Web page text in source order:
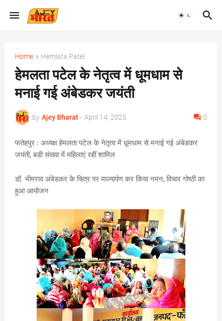
Home Hemlata Patel
हेमलता पटेल के नेतृत्व में धूमधाम से
मनाई गई अंबेडकर जयंती
by Ajey Bharat - April 14, 2025 0
फतेहपुर : अध्यक्ष हेमलता पटेल के नेतृत्व में धूमधाम से मनाई गई अंबेडकर
जयंती, बडी संख्या में महिलाएं रहीं शामिल
डॉ. भीमराव अंबेडकर के चित्र पर माल्यार्पण कर किया नमन, विचार गोष्ठी का
हुआ आयोजन